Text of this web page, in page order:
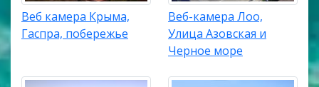
Веб камера Крыма,
Гаспра, побережье
Веб-камера Лоо,
Улица Азовская и
Черное море